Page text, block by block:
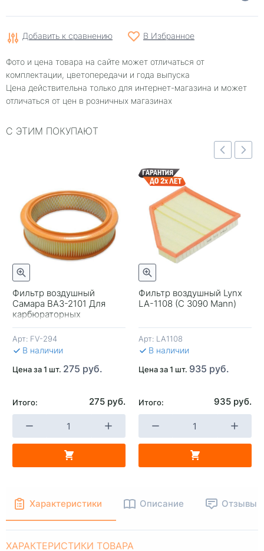
Добавить к сравнению В Избранное
Фото и цена товара на сайте может отличаться от
комплектации, цветопередачи и года выпуска
Цена действительна только для интернет-магазина и может
отличаться от цен в розничных магазинах
С ЭТИМ ПОКУПАЮТ
Фильтр воздушный
Самара ВАЗ-2101 Для
карбюраторных
двигателей Россия
Арт: FV-294
В наличии
Цена за 1 шт. 275 руб.
Итого: 275 руб.
Фильтр воздушный Lynx
LA-1108 (C 3090 Mann)
Арт: LA1108
В наличии
Цена за 1 шт. 935 руб.
Итого: 935 руб.
+
КОРЗИНУ В КОРЗИНУ
Быстрый просмотр
-
Характеристики Описание Отзывы
ХАРАКТЕРИСТИКИ ТОВАРА